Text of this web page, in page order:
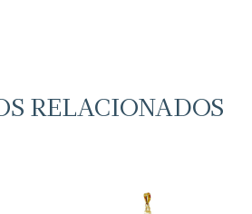
RELACIONADOS